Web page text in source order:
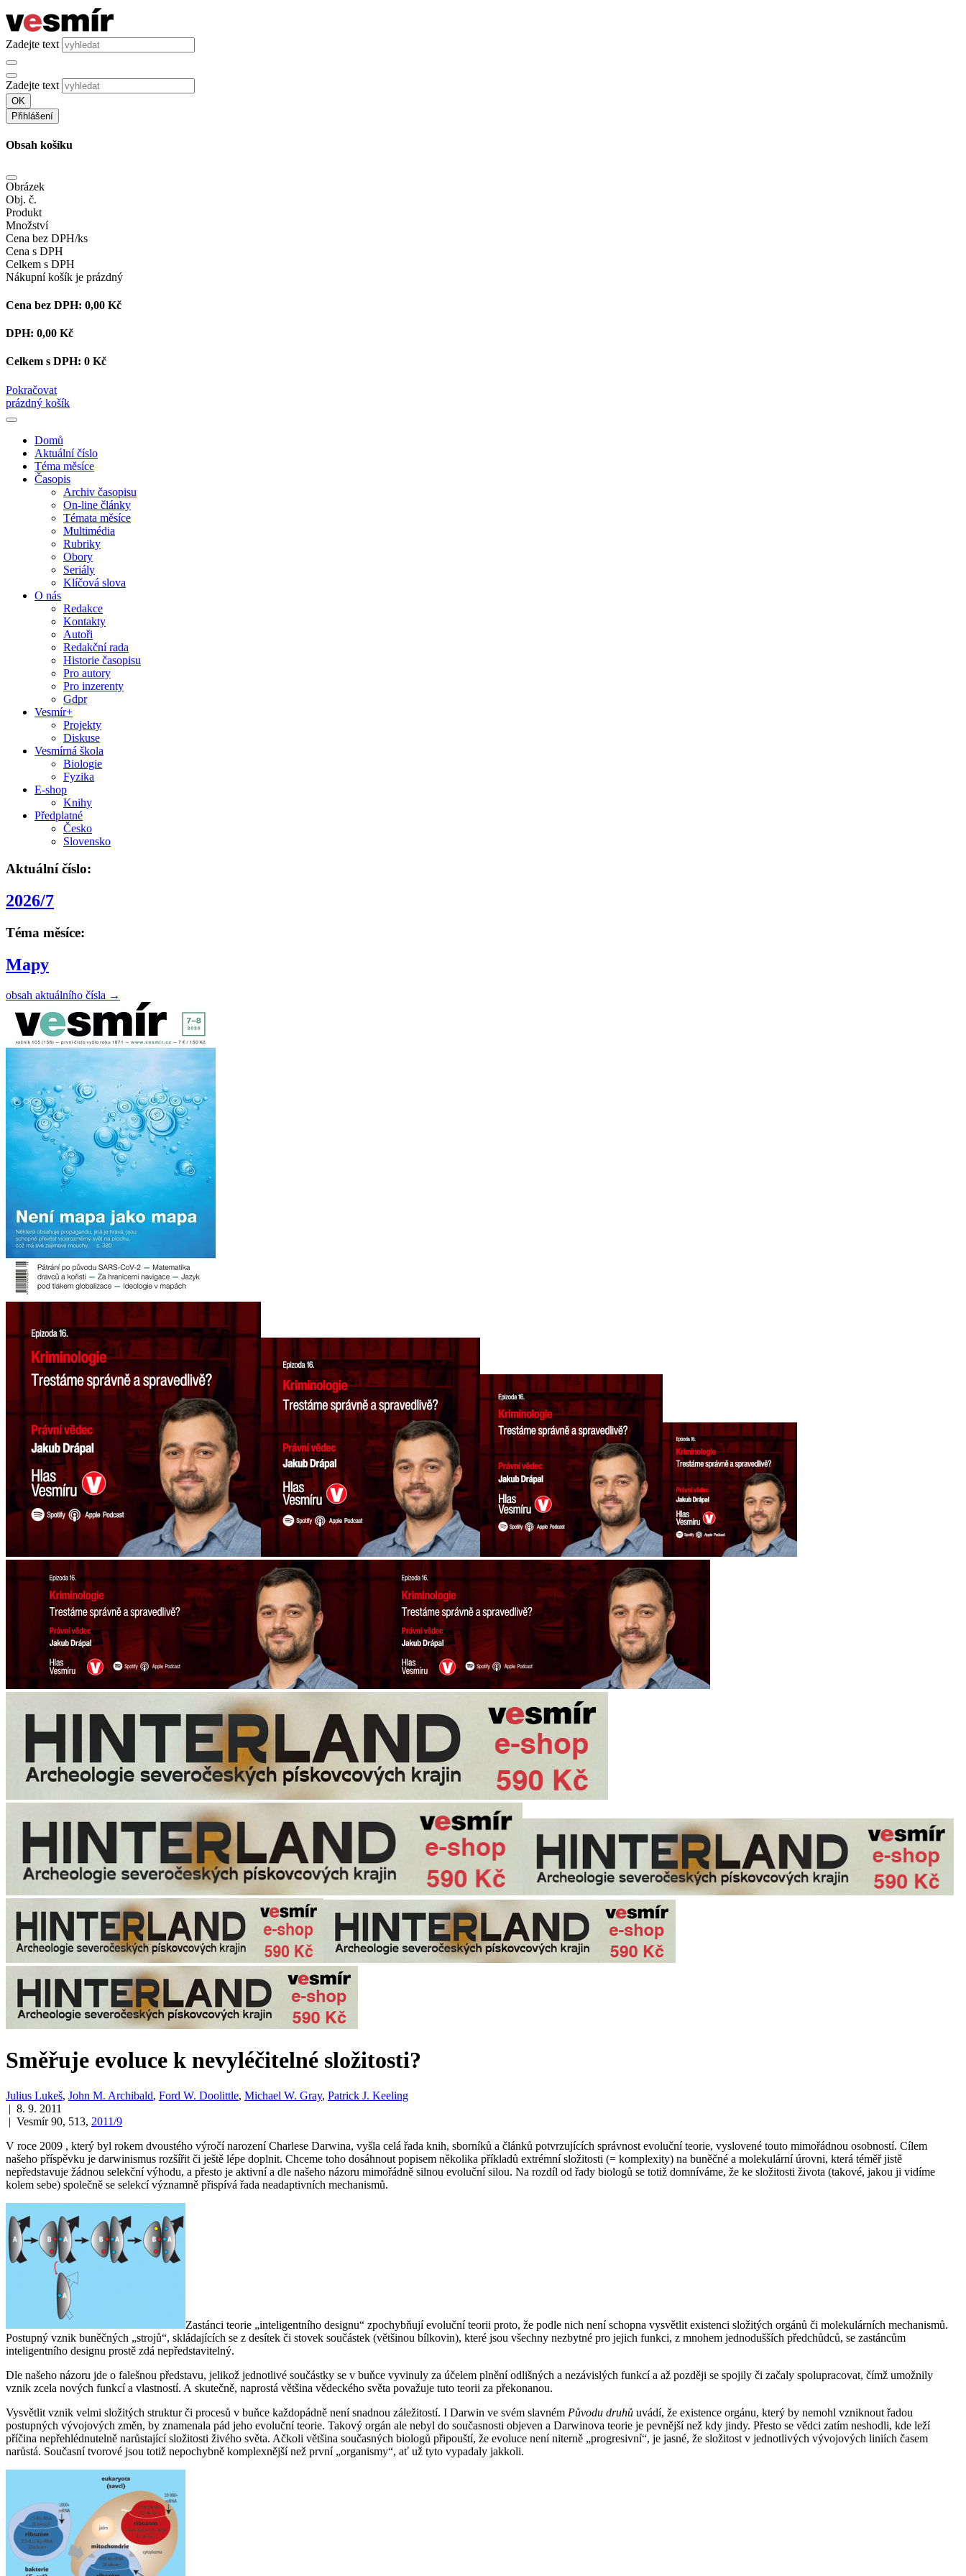
Zadejte text
Zadejte text
OK
Přihlášení
Obsah košíku
Obrázek
Obj. č.
Produkt
Množství
Cena bez DPH/ks
Cena s DPH
Celkem s DPH
Nákupní košík je prázdný
Cena bez DPH: 0,00 Kč
DPH: 0,00 Kč
Celkem s DPH: 0 Kč
Pokračovat
prázdný košík
Domů
Aktuální číslo
Téma měsíce
Časopis
Archiv časopisu
On-line články
Témata měsíce
Multimédia
Rubriky
Obory
Seriály
Klíčová slova
O nás
Redakce
Kontakty
Autoři
Redakční rada
Historie časopisu
Pro autory
Pro inzerenty
Gdpr
Vesmír+
Projekty
Diskuse
Vesmírná škola
Biologie
Fyzika
E-shop
Knihy
Předplatné
Česko
Slovensko
Aktuální číslo:
2026/7
Téma měsíce:
Mapy
obsah aktuálního čísla →
Směřuje evoluce k nevyléčitelné složitosti?
Julius Lukeš, John M. Archibald, Ford W. Doolittle, Michael W. Gray, Patrick J. Keeling
| 8. 9. 2011
| Vesmír 90, 513, 2011/9
V roce 2009 , který byl rokem dvoustého výročí narození Charlese Darwina, vyšla celá řada knih, sborníků a článků potvrzujících správnost evoluční teorie, vyslovené touto mimořádnou osobností. Cílem
našeho příspěvku je darwinismus rozšířit či ještě lépe doplnit. Chceme toho dosáhnout popisem několika příkladů extrémní složitosti (= komplexity) na buněčné a molekulární úrovni, která téměř jistě
nepředstavuje žádnou selekční výhodu, a přesto je aktivní a dle našeho názoru mimořádně silnou evoluční silou. Na rozdíl od řady biologů se totiž domníváme, že ke složitosti života (takové, jakou ji vidíme
kolem sebe) společně se selekcí významně přispívá řada neadaptivních mechanismů.
Zastánci teorie „inteligentního designu“ zpochybňují evoluční teorii proto, že podle nich není schopna vysvětlit existenci složitých orgánů či molekulárních mechanismů.
Postupný vznik buněčných „strojů“, skládajících se z desítek či stovek součástek (většinou bílkovin), které jsou všechny nezbytné pro jejich funkci, z mnohem jednodušších předchůdců, se zastáncům
inteligentního designu prostě zdá nepředstavitelný.
Dle našeho názoru jde o falešnou představu, jelikož jednotlivé součástky se v buňce vyvinuly za účelem plnění odlišných a nezávislých funkcí a až později se spojily či začaly spolupracovat, čímž umožnily
vznik zcela nových funkcí a vlastností. A skutečně, naprostá většina vědeckého světa považuje tuto teorii za překonanou.
Vysvětlit vznik velmi složitých struktur či procesů v buňce každopádně není snadnou záležitostí. I Darwin ve svém slavném Původu druhů uvádí, že existence orgánu, který by nemohl vzniknout řadou
postupných vývojových změn, by znamenala pád jeho evoluční teorie. Takový orgán ale nebyl do současnosti objeven a Darwinova teorie je pevnější než kdy jindy. Přesto se vědci zatím neshodli, kde leží
příčina nepřehlédnutelně narůstající složitosti živého světa. Ačkoli většina současných biologů připouští, že evoluce není niterně „progresivní“, je jasné, že složitost v jednotlivých vývojových liniích časem
narůstá. Současní tvorové jsou totiž nepochybně komplexnější než první „organismy“, ať už tyto vypadaly jakkoli.